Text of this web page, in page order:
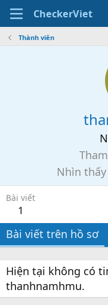
CheckerViet
Thành viên
Nhìn
Bài viết
1
Bài viết trên hồ sơ
Hiện tại không có
thanhnamhmu.